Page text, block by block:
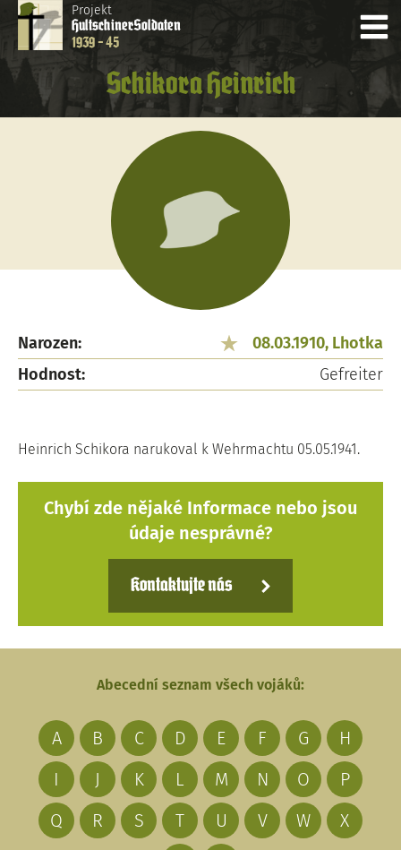
Projekt
HultschinerSoldaten
1939 - 45
Schikora Heinrich
Narozen:
08.03.1910, Lhotka
Hodnost:
Gefreiter
Heinrich Schikora narukoval k Wehrmachtu 05.05.1941.
Chybí zde nějaké Informace nebo jsou
údaje nesprávné?
Kontaktujte nás
Abecední seznam všech vojáků:
A B C D E F G
H
I
J K L M N O
P
Q
R S T U V W
X